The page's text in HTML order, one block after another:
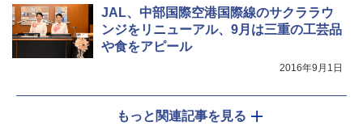
JAL、中部国際空港国際線のサクララウ
ンジをリニューアル、9月は三重の工芸品
や食をアピール
2016年9月1日
もっと関連記事を見る